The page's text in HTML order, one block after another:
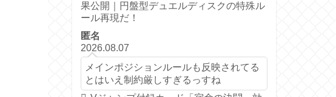
果公開｜円盤型デュエルディスクの特殊ル
ール再現だ！
匿名
2026.08.07
メインポジションルールも反映されてる
とはいえ制約厳しすぎるっすね